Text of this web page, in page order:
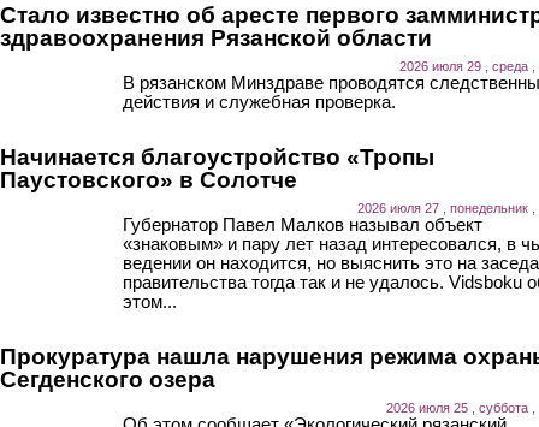
Стало известно об аресте первого
здравоохранения Рязанской области
2026 июля 29 , среда ,
В рязанском Минздраве проводятся
действия и служебная проверка.
Начинается благоустройство «Тропы
Паустовского» в Солотче
2026 июля 27 , понедельник ,
Губернатор Павел Малков называл объект
«знаковым» и пару лет назад интересовался, в
ведении он находится, но выяснить это на
правительства тогда так и не удалось. Vidsboku
этом...
Прокуратура нашла нарушения режима
Сегденского озера
2026 июля 25 , суббота ,